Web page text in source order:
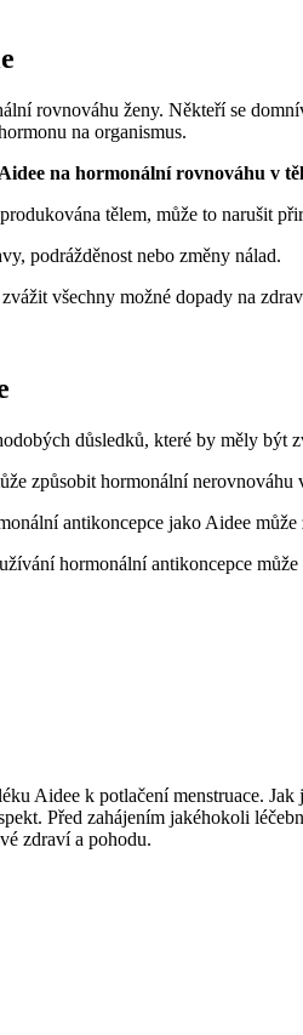
rovnováhu ženy. Někteří se
na organismus.
na hormonální rovnováhu v
tělem, může to narušit
podrážděnost nebo změny nálad.
všechny možné dopady na
důsledků, které by měly být
způsobit hormonální
antikoncepce jako Aidee
hormonální antikoncepce
Aidee k potlačení menstruace.
Před zahájením jakéhokoli
zdraví a pohodu.